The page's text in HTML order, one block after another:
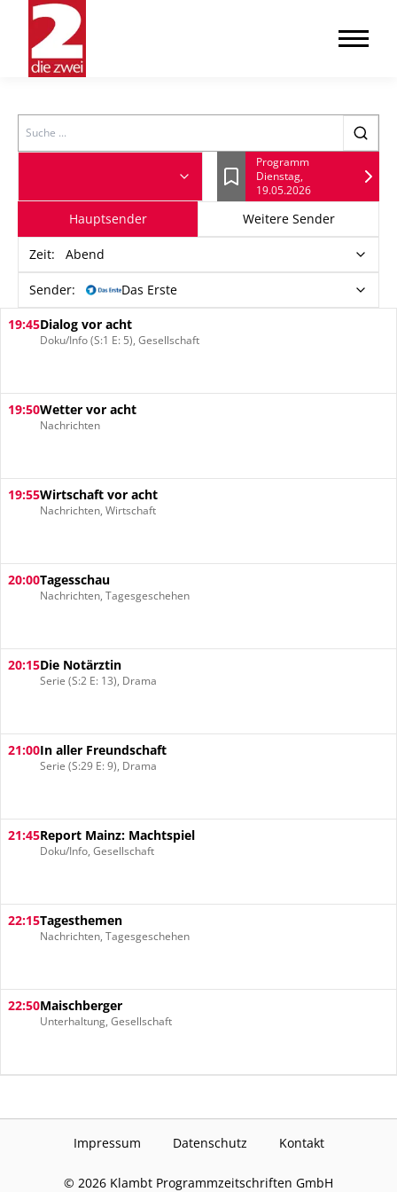
Search
Lesezeichen
Programm
Dienstag,
19.05.2026
Hauptsender Weitere Sender
Zeit: Abend
Sender: Das Erste
19:45Dialog vor acht
Doku/Info (S:1 E: 5), Gesellschaft
19:50Wetter vor acht
Nachrichten
19:55Wirtschaft vor acht
Nachrichten, Wirtschaft
20:00Tagesschau
Nachrichten, Tagesgeschehen
20:15Die Notärztin
Serie (S:2 E: 13), Drama
21:00In aller Freundschaft
Serie (S:29 E: 9), Drama
21:45Report Mainz: Machtspiel
Doku/Info, Gesellschaft
22:15Tagesthemen
Nachrichten, Tagesgeschehen
22:50Maischberger
Unterhaltung, Gesellschaft
Impressum Datenschutz Kontakt
© 2026 Klambt Programmzeitschriften GmbH